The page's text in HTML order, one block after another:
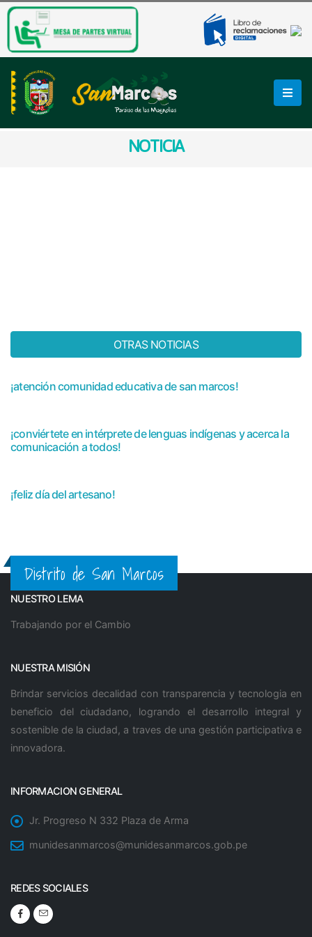
NOTICIA
OTRAS NOTICIAS
¡atención comunidad educativa de san marcos!
¡conviértete en intérprete de lenguas indígenas y acerca la
comunicación a todos!
¡feliz día del artesano!
Distrito de San Marcos
NUESTRO LEMA
Trabajando por el Cambio
NUESTRA MISIÓN
Brindar servicios decalidad con transparencia y tecnologia en
beneficio del ciudadano, logrando el desarrollo integral y
sostenible de la ciudad, a traves de una gestión participativa e
innovadora.
INFORMACION GENERAL
Jr. Progreso N 332 Plaza de Arma
munidesanmarcos@munidesanmarcos.gob.pe
REDES SOCIALES